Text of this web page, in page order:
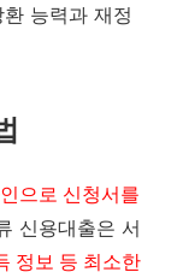
능력과 재정
으로 신청서를
신용대출은 서
정보 등 최소한